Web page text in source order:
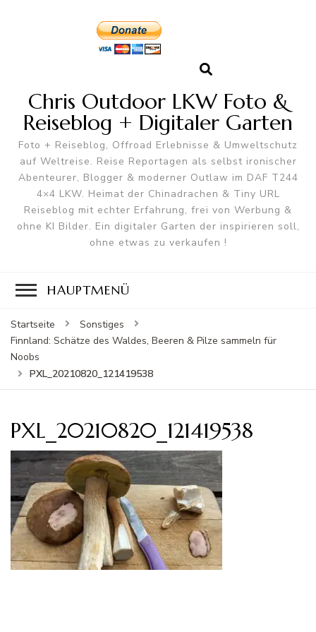
Chris Outdoor LKW Foto &
Reiseblog + Digitaler Garten
Foto + Reiseblog, Offroad Erlebnisse & Umweltschutz
auf Weltreise. Reise Reportagen als selbst ironischer
Abenteurer, Blogger & moderner Outlaw im DAF T244
4×4 LKW. Heimat der Chinadrachen & Tiny URL
Reiseblog mit echter Erfahrung, frei von Werbung &
ohne KI Bilder. Ein digitaler Garten der inspirieren soll,
ohne etwas zu verkaufen !
HAUPTMENÜ
Startseite
Sonstiges
Finnland: Schätze des Waldes, Beeren & Pilze sammeln für
Noobs
PXL_20210820_121419538
PXL_20210820_121419538